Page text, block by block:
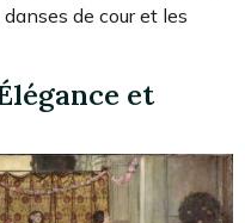
de cour et les
et